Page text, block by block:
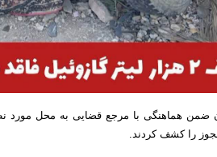
مجوز را کشف کردند.